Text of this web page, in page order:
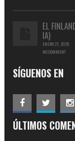
EL
IA)
ENERO 21, 2025
NO COMMENT
SÍGUENOS EN
ÚLTIMOS